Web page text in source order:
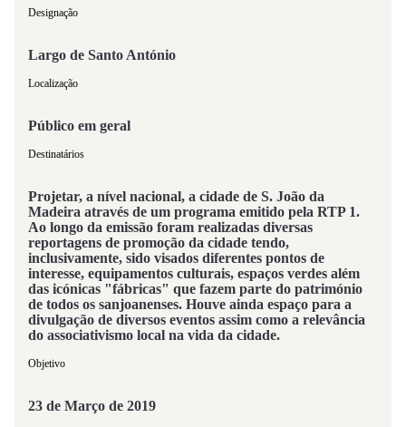
Designação
Largo de Santo António
Localização
Público em geral
Destinatários
Projetar, a nível nacional, a cidade de S. João da
Madeira através de um programa emitido pela RTP 1.
Ao longo da emissão foram realizadas diversas
reportagens de promoção da cidade tendo,
inclusivamente, sido visados diferentes pontos de
interesse, equipamentos culturais, espaços verdes além
das icónicas "fábricas" que fazem parte do património
de todos os sanjoanenses. Houve ainda espaço para a
divulgação de diversos eventos assim como a relevância
do associativismo local na vida da cidade.
Objetivo
23 de Março de 2019